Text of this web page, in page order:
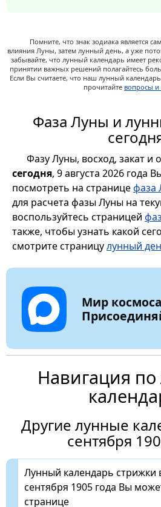
Помните, что знак зодиака является
влияния Луны, затем лунный день, а уже
забывайте, что лунный календарь имеет
принятии важных решений полагайтесь
Если Вы считаете, что наш лунный
прочитайте вопросы и
Фаза Луны и
Фазу Луны, восход, закат и
сегодня, 9 августа 2026 года
посмотреть на страницефаза
для расчета фазы Луны на
воспользуйтесь страницей
также, чтобы узнать какой
смотрите страницулунный
Мир
Навигация
Другие лунные
сентября
Лунный календарь стрижки
сентября 1905 года Вы
странице